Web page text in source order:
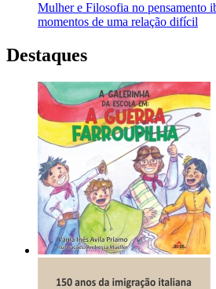
Mulher e Filosofia no pensamento
momentos de uma relação difícil
Destaques